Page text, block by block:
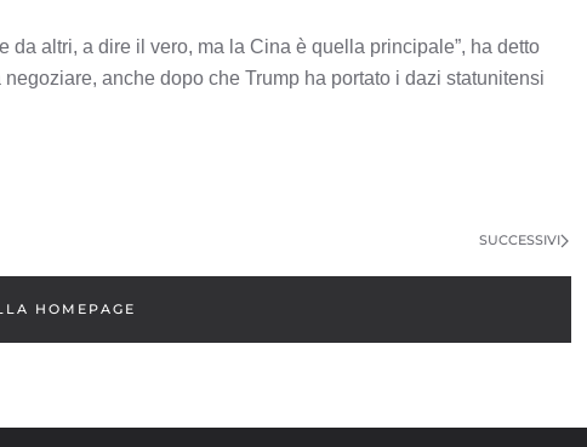
da altri, a dire il vero, ma la Cina è quella principale”, ha detto
anche dopo che Trump ha portato i dazi statunitensi
SUCCESSIVI
HOMEPAGE